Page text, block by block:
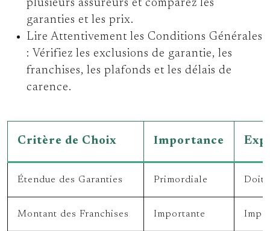
plusieurs assureurs et comparez les
garanties et les prix.
Lire Attentivement les Conditions Générales
: Vérifiez les exclusions de garantie, les
franchises, les plafonds et les délais de
carence.
Critère de Choix Importance
Étendue des Garanties Primordiale Doit
Montant des Franchises Importante